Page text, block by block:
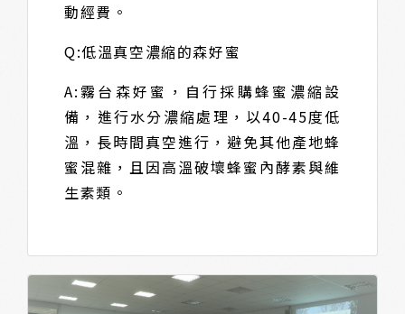
動經費。
Q:低溫真空濃縮的森好蜜
A:霧台森好蜜，自行採購蜂蜜濃縮設
備，進行水分濃縮處理，以40-45度低
溫，長時間真空進行，避免其他產地蜂
蜜混雜，且因高溫破壞蜂蜜內酵素與維
生素類。